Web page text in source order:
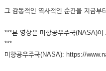
그 감동적인 역사적인 순간을 지금부
***본 영상은 미항공우주국(NASA)
***
미항공우주국(NASA): https://